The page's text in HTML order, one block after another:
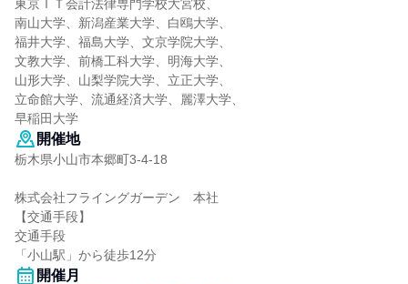
東京ＩＴ会計法律専門学校大宮校、
南山大学、新潟産業大学、白鴎大学、
福井大学、福島大学、文京学院大学、
文教大学、前橋工科大学、明海大学、
山形大学、山梨学院大学、立正大学、
立命館大学、流通経済大学、麗澤大学、
早稲田大学
開催地
栃木県小山市本郷町3-4-18
株式会社フライングガーデン 本社
【交通手段】
交通手段
「小山駅」から徒歩12分
開催月